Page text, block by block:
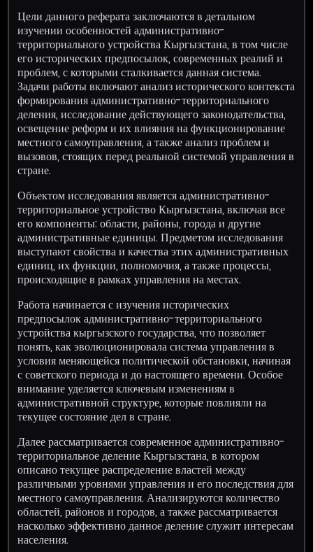
Цели данного реферата заключаются в детальном
изучении особенностей административно-
территориального устройства Кыргызстана, в том числе
его исторических предпосылок, современных реалий и
проблем, с которыми сталкивается данная система.
Задачи работы включают анализ исторического контекста
формирования административно-территориального
деления, исследование действующего законодательства,
освещение реформ и их влияния на функционирование
местного самоуправления, а также анализ проблем и
вызовов, стоящих перед реальной системой управления в
стране.
Объектом исследования является административно-
территориальное устройство Кыргызстана, включая все
его компоненты: области, районы, города и другие
административные единицы. Предметом исследования
выступают свойства и качества этих административных
единиц, их функции, полномочия, а также процессы,
происходящие в рамках управления на местах.
Работа начинается с изучения исторических
предпосылок административно-территориального
устройства кыргызского государства, что позволяет
понять, как эволюционировала система управления в
условия меняющейся политической обстановки, начиная
с советского периода и до настоящего времени. Особое
внимание уделяется ключевым изменениям в
административной структуре, которые повлияли на
текущее состояние дел в стране.
Далее рассматривается современное административно-
территориальное деление Кыргызстана, в котором
описано текущее распределение властей между
различными уровнями управления и его последствия для
местного самоуправления. Анализируются количество
областей, районов и городов, а также рассматривается
насколько эффективно данное деление служит интересам
населения.